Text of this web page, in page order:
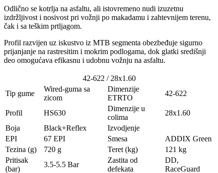
Odlično se kotrlja na asfaltu, ali istovremeno nudi izuzetnu
izdržljivost i nosivost pri vožnji po makadamu i zahtevnijem terenu,
čak i sa teškim prtljagom.
Profil razvijen uz iskustvo iz MTB segmenta obezbeđuje sigurno
prijanjanje na rastresitim i mokrim podlogama, dok glatki središnji
deo omogućava efikasnu i udobnu vožnju na asfaltu.
42-622 / 28x1.60
Tip gume
Wired-guma sa
zicom
Dimenzije
ETRTO
42-622
Profil HS630
Dimenzije u
colima
28x1.60
Boja
Black+Reflex
Izvodjenje
EPI
67 EPI Smesa
ADDIX Green
Tezina (g)
720 g Teret (kg)
121 kg
Pritisak
(bar)
3.5-5.5 Bar
Zastita od
defekata
DD,
RaceGuard